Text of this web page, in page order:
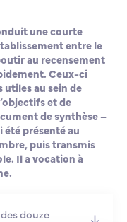
une courte
entre le
au recensement
Ceux-ci
au sein de
et de
de synthèse –
été présenté au
puis transmis
Il a vocation à
douze